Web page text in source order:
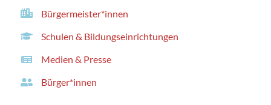
Bürgermeister*innen
Schulen & Bildungseinrichtungen
Medien & Presse
Bürger*innen